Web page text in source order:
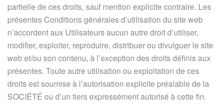
partielle de ces droits, sauf mention explicite contraire. Les
présentes Conditions générales d’utilisation du site web
n’accordent aux Utilisateurs aucun autre droit d’utiliser,
modifier, exploiter, reproduire, distribuer ou divulguer le site
web et/ou son contenu, à l’exception des droits définis aux
présentes. Toute autre utilisation ou exploitation de ces
droits est soumise à l’autorisation explicite préalable de la
SOCIÉTÉ ou d’un tiers expressément autorisé à cette fin.